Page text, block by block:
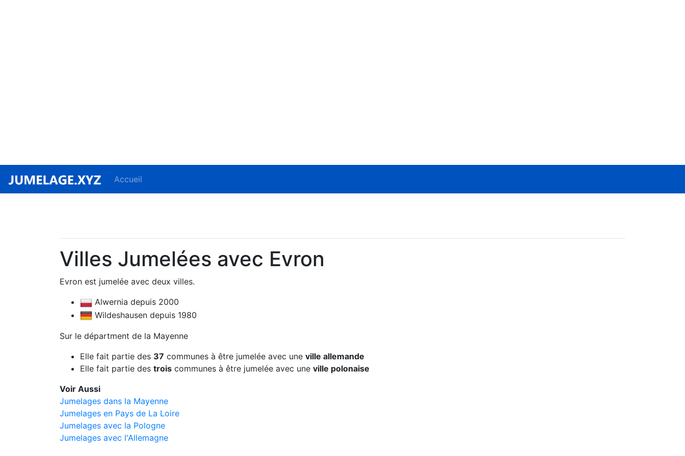
Accueil
Villes Jumelées avec Evron
Evron est jumelée avec deux villes.
Alwernia depuis 2000
Wildeshausen depuis 1980
Sur le départment de la Mayenne
Elle fait partie des 37 communes à être jumelée avec une ville allemande
Elle fait partie des trois communes à être jumelée avec une ville polonaise
Voir Aussi
Jumelages dans la Mayenne
Jumelages en Pays de La Loire
Jumelages avec la Pologne
Jumelages avec l'Allemagne